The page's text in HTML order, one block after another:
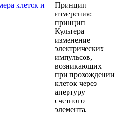
Принцип
измерения:
принцип
Культера —
изменение
электрических
импульсов,
возникающих
при прохождении
клеток через
апертуру
счетного
элемента.